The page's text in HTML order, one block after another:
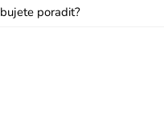
poradit?